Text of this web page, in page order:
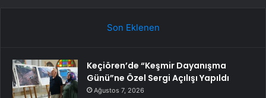
Son Eklenen
Keçiören’de “Keşmir Dayanışma
Günü”ne Özel Sergi Açılışı Yapıldı
Ağustos 7, 2026